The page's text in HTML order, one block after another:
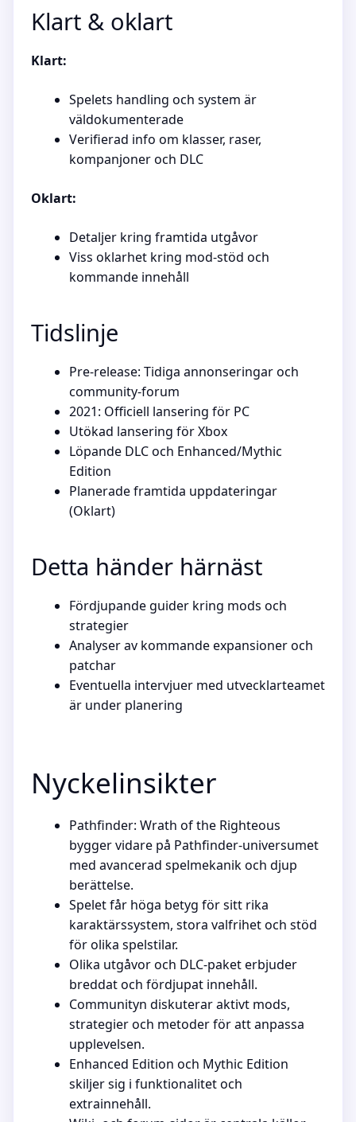
Klart & oklart
Klart:
Spelets handling och system är
väldokumenterade
Verifierad info om klasser, raser,
kompanjoner och DLC
Oklart:
Detaljer kring framtida utgåvor
Viss oklarhet kring mod-stöd och
kommande innehåll
Tidslinje
Pre-release: Tidiga annonseringar och
community-forum
2021: Officiell lansering för PC
Utökad lansering för Xbox
Löpande DLC och Enhanced/Mythic
Edition
Planerade framtida uppdateringar
(Oklart)
Detta händer härnäst
Fördjupande guider kring mods och
strategier
Analyser av kommande expansioner och
patchar
Eventuella intervjuer med utvecklarteamet
är under planering
Nyckelinsikter
Pathfinder: Wrath of the Righteous
bygger vidare på Pathfinder-universumet
med avancerad spelmekanik och djup
berättelse.
Spelet får höga betyg för sitt rika
karaktärssystem, stora valfrihet och stöd
för olika spelstilar.
Olika utgåvor och DLC-paket erbjuder
breddat och fördjupat innehåll.
Communityn diskuterar aktivt mods,
strategier och metoder för att anpassa
upplevelsen.
Enhanced Edition och Mythic Edition
skiljer sig i funktionalitet och
extrainnehåll.